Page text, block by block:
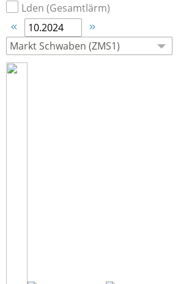
Lden (Gesamtlärm)

